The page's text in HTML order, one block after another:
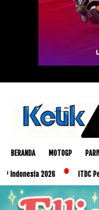
BERANDA MOTOGP
2026 ITDC Perkuat